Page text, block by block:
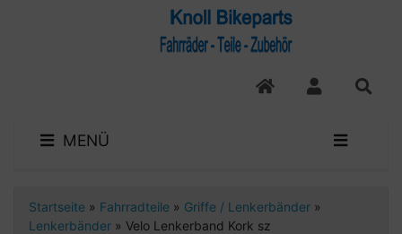
MENÜ
Startseite » Fahrradteile » Griffe / Lenkerbänder »
Lenkerbänder » Velo Lenkerband Kork sz